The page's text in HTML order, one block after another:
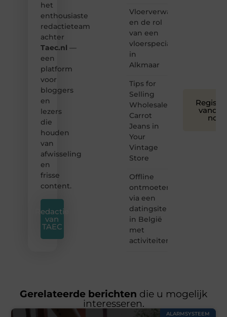
het
enthousiaste
redactieteam
achter
Taec.nl —
een
platform
voor
bloggers
en
lezers
die
houden
van
afwisseling
en
frisse
content.
Redactie
van
TAEC
Vloerverwarming
en de rol
van een
vloerspecialist
in
Alkmaar
Tips for
Selling
Wholesale
Carrot
Jeans in
Your
Vintage
Store
Offline
ontmoeten
via een
datingsite
in België
met
activiteiten
nog
Gerelateerde berichten die u mogelijk
interesseren.
ALARMSYSTEEM